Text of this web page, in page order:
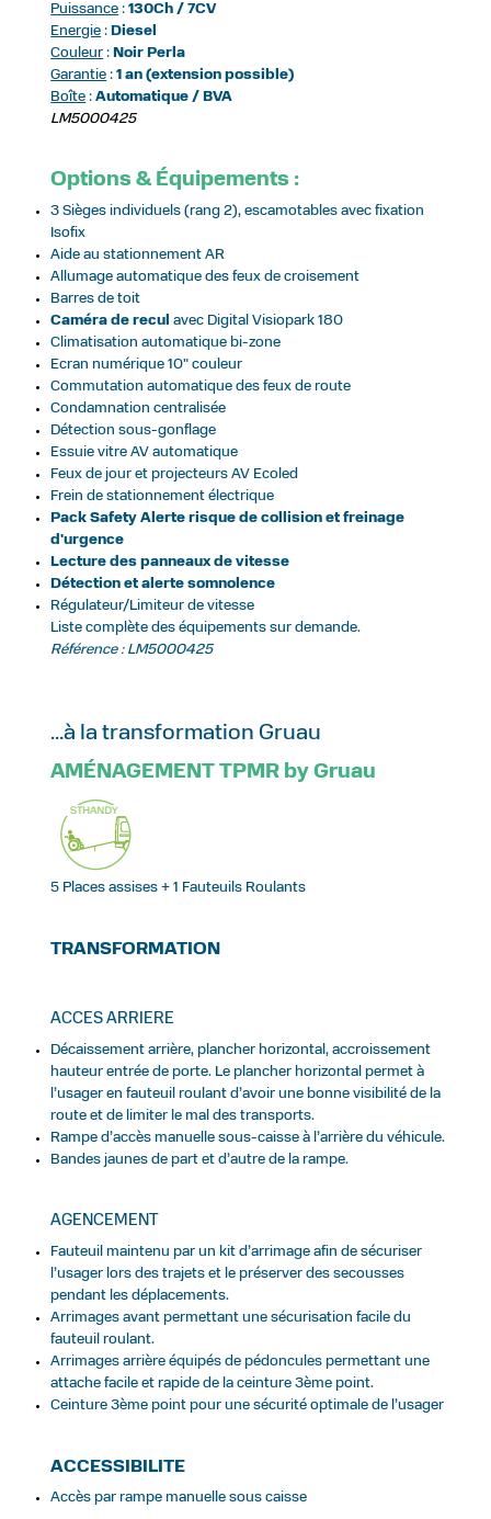
Puissance : 130Ch / 7CV
Energie : Diesel
Couleur : Noir Perla
Garantie : 1 an (extension possible)
Boîte :Automatique / BVA
LM5000425
Options & Équipements :
3 Sièges individuels (rang 2), escamotables avec fixation
Isofix
Aide au stationnement AR
Allumage automatique des feux de croisement
Barres de toit
Caméra de recul avec Digital Visiopark 180
Climatisation automatique bi-zone
Ecran numérique 10" couleur
Commutation automatique des feux de route
Condamnation centralisée
Détection sous-gonflage
Essuie vitre AV automatique
Feux de jour et projecteurs AV Ecoled
Frein de stationnement électrique
Pack Safety Alerte risque de collision et freinage
d'urgence
Lecture des panneaux de vitesse
Détection et alerte somnolence
Régulateur/Limiteur de vitesse
Liste complète des équipements sur demande.
Référence : LM5000425
...à la transformation Gruau
AMÉNAGEMENT TPMR by Gruau
5 Places assises + 1 Fauteuils Roulants
TRANSFORMATION
ACCES ARRIERE
Décaissement arrière, plancher horizontal, accroissement
hauteur entrée de porte. Le plancher horizontal permet à
l’usager en fauteuil roulant d’avoir une bonne visibilité de la
route et de limiter le mal des transports.
Rampe d’accès manuelle sous-caisse à l’arrière du véhicule.
Bandes jaunes de part et d’autre de la rampe.
AGENCEMENT
Fauteuil maintenu par un kit d’arrimage afin de sécuriser
l’usager lors des trajets et le préserver des secousses
pendant les déplacements.
Arrimages avant permettant une sécurisation facile du
fauteuil roulant.
Arrimages arrière équipés de pédoncules permettant une
attache facile et rapide de la ceinture 3ème point.
Ceinture 3ème point pour une sécurité optimale de l’usager
ACCESSIBILITE
Accès par rampe manuelle sous caisse